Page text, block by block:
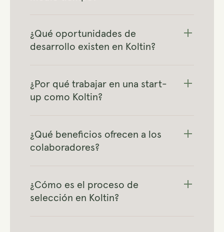
¿Qué oportunidades de
desarrollo existen en Koltin?
¿Por qué trabajar en una start-
up como Koltin?
¿Qué beneficios ofrecen a los
colaboradores?
¿Cómo es el proceso de
selección en Koltin?